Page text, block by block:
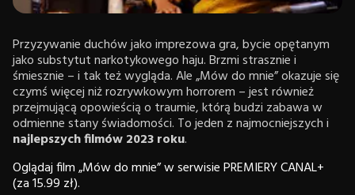
Przyzywanie duchów jako imprezowa gra, bycie opętanym
jako substytut narkotykowego haju. Brzmi strasznie i
śmiesznie – i tak też wygląda. Ale „Mów do mnie” okazuje się
czymś więcej niż rozrywkowym horrorem – jest również
przejmującą opowieścią o traumie, którą budzi zabawa w
odmienne stany świadomości. To jeden z najmocniejszych i
najlepszych filmów 2023 roku.
Oglądaj film „Mów do mnie” w serwisie PREMIERY CANAL+
(za 15.99 zł).